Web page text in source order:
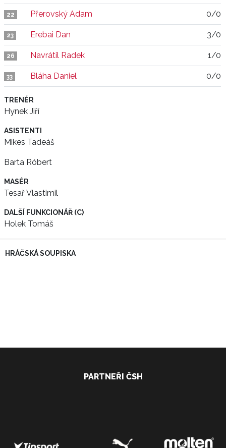
22 Přerovský Adam 0/0
23 Erebai Dan 3/0
26 Navrátil Radek 1/0
33 Bláha Daniel 0/0
TRENÉR
Hynek Jiří
ASISTENTI
Mikes Tadeáš
Barta Róbert
MASÉR
Tesař Vlastimil
DALŠÍ FUNKCIONÁŘ (C)
Holek Tomáš
HRÁČSKÁ SOUPISKA
PARTNEŘI ČSH